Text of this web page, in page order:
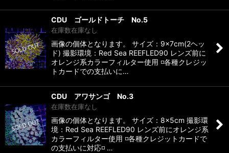
CDU ゴールドトーチ No.5
在庫数在庫なし
画像の個体となります。 サイズ：9×7cm(2ヘッ
ド) 撮影環境：Red Sea REEFLED90 レンズ前に
オレンジ系カラーフィルター使用 ◽️各種クレジッ
トカードでの支払いに…
CDU アワサンゴ No.3
在庫数在庫なし
画像の個体となります。 サイズ：8×5cm 撮影環
境：Red Sea REEFLED90 レンズ前にオレンジ系
カラーフィルター使用 ◽️各種クレジットカードで
の支払いに対応◽️ …